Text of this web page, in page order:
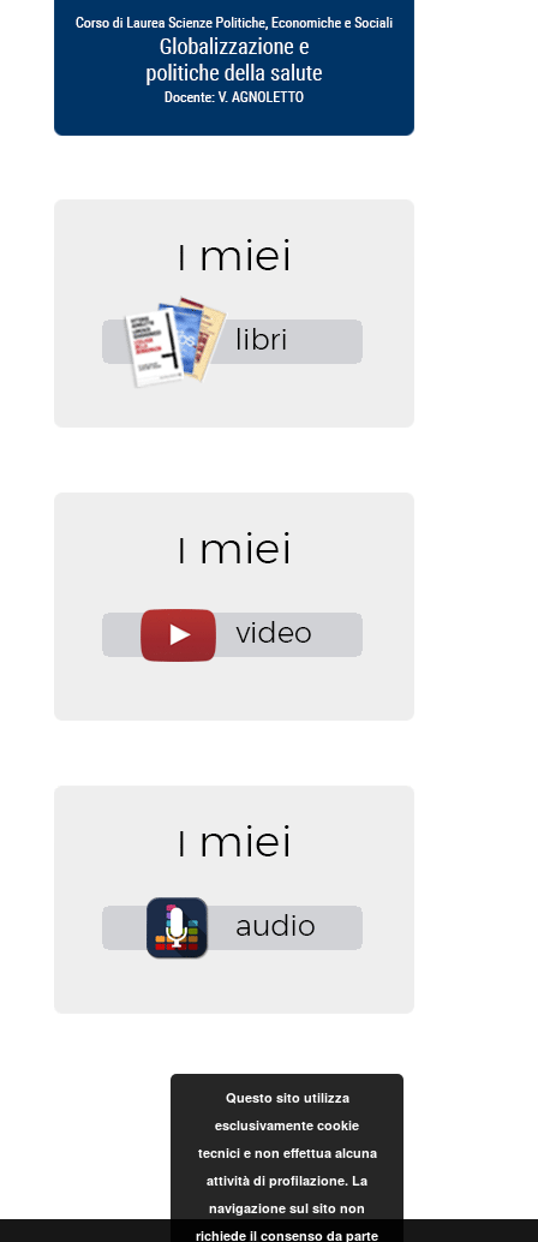
Questo sito utilizza
esclusivamente cookie
tecnici e non effettua alcuna
attività di profilazione. La
navigazione sul sito non
richiede il consenso da parte